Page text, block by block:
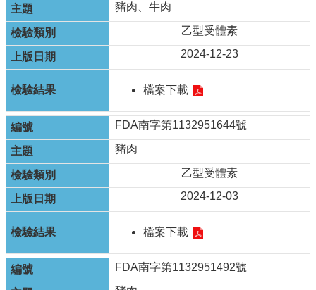
豬肉、牛肉
乙型受體素
2024-12-23
檔案下載
FDA南字第1132951644號
豬肉
乙型受體素
2024-12-03
檔案下載
FDA南字第1132951492號